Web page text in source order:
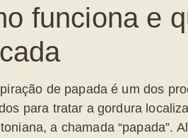
funciona e
de papada é um dos
para tratar a gordura
a chamada “papada”.